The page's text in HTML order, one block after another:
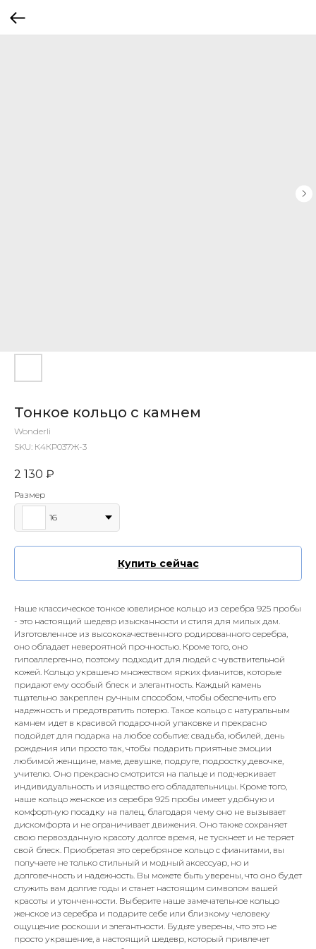
Тонкое кольцо с камнем
Wonderli
SKU: К4КР037Ж-3
2 130 ₽
Размер
16
Купить сейчас
Наше классическое тонкое ювелирное кольцо из серебра 925 пробы
- это настоящий шедевр изысканности и стиля для милых дам.
Изготовленное из высококачественного родированного серебра,
оно обладает невероятной прочностью. Кроме того, оно
гипоаллергенно, поэтому подходит для людей с чувствительной
кожей. Кольцо украшено множеством ярких фианитов, которые
придают ему особый блеск и элегантность. Каждый камень
тщательно закреплен ручным способом, чтобы обеспечить его
надежность и предотвратить потерю. Такое кольцо с натуральным
камнем идет в красивой подарочной упаковке и прекрасно
подойдет для подарка на любое событие: свадьба, юбилей, день
рождения или просто так, чтобы подарить приятные эмоции
любимой женщине, маме, девушке, подруге, подростку,девочке,
учителю. Оно прекрасно смотрится на пальце и подчеркивает
индивидуальность и изящество его обладательницы. Кроме того,
наше кольцо женское из серебра 925 пробы имеет удобную и
комфортную посадку на палец, благодаря чему оно не вызывает
дискомфорта и не ограничивает движения. Оно также сохраняет
свою первозданную красоту долгое время, не тускнеет и не теряет
свой блеск. Приобретая это серебряное кольцо с фианитами, вы
получаете не только стильный и модный аксессуар, но и
долговечность и надежность. Вы можете быть уверены, что оно будет
служить вам долгие годы и станет настоящим символом вашей
красоты и утонченности. Выберите наше замечательное кольцо
женское из серебра и подарите себе или близкому человеку
ощущение роскоши и элегантности. Будьте уверены, что это не
просто украшение, а настоящий шедевр, который привлечет